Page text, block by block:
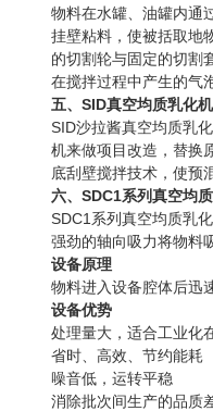
物料在水罐、油罐内通
挂壁粘料，使被括取地
的切割轮与固定的切割
在搅拌过程中产生的气
五、SID真空均质乳化
SID沙拉酱真空均质乳
机来做项目改造，替换
底刮壁搅拌技术，使预
六、SDC1系列真空均
SDC1系列真空均质乳
强劲的轴向吸力将物料
设备原理
物料进入设备腔体后迅
设备优势
处理量大，适合工业化
省时、高效、节约能耗
噪音低，运转平稳
消除批次间生产的品质